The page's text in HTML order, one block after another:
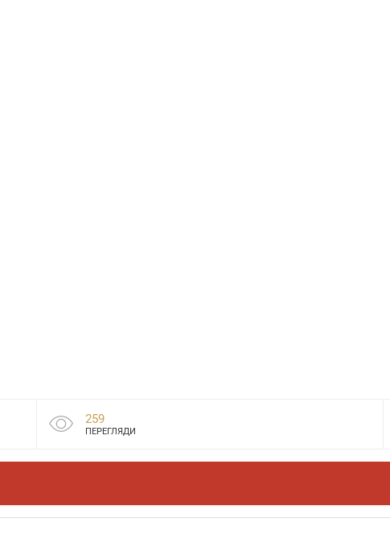
259
ПЕРЕГЛЯДИ